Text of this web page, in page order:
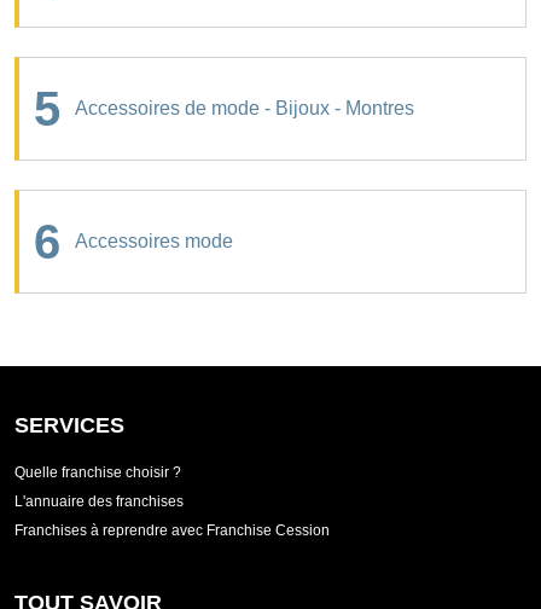
5 Accessoires de mode - Bijoux - Montres
6 Accessoires mode
SERVICES
Quelle franchise choisir ?
L'annuaire des franchises
Franchises à reprendre avec Franchise Cession
TOUT SAVOIR